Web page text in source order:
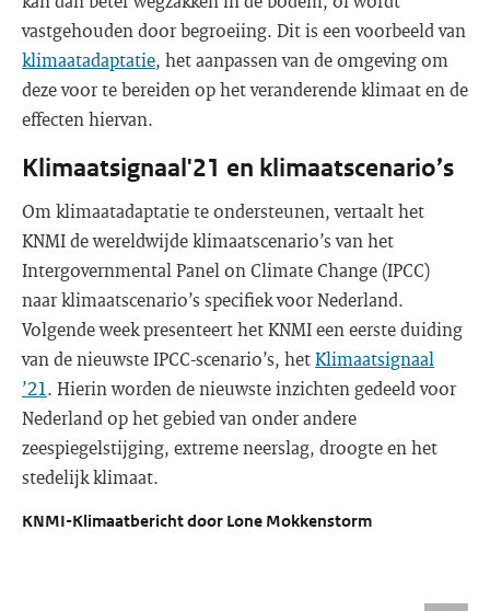
vastgehouden door begroeiing. Dit is een voorbeeld van
klimaatadaptatie, het aanpassen van de omgeving om
deze voor te bereiden op het veranderende klimaat en de
effecten hiervan.
Klimaatsignaal'21 en klimaatscenario’s
Om klimaatadaptatie te ondersteunen, vertaalt het
KNMI de wereldwijde klimaatscenario’s van het
Intergovernmental Panel on Climate Change (IPCC)
naar klimaatscenario’s specifiek voor Nederland.
Volgende week presenteert het KNMI een eerste duiding
van de nieuwste IPCC-scenario’s, hetKlimaatsignaal
’21. Hierin worden de nieuwste inzichten gedeeld voor
Nederland op het gebied van onder andere
zeespiegelstijging, extreme neerslag, droogte en het
stedelijk klimaat.
KNMI-Klimaatbericht door Lone Mokkenstorm